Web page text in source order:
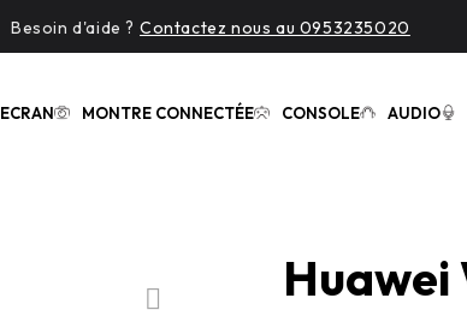
Besoin d'aide ? Contactez nous au 0953235020
ECRAN MONTRE CONNECTÉE CONSOLE AUDIO